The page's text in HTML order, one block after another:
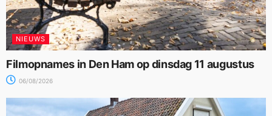
NIEUWS
Filmopnames in Den Ham op dinsdag 11 augustus
06/08/2026